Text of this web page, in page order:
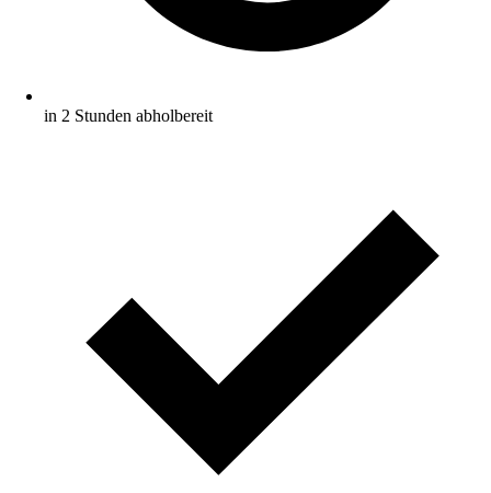
in 2 Stunden abholbereit